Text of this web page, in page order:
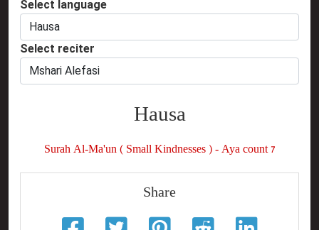
Select language
Select reciter
Hausa
Surah Al-Ma'un ( Small Kindnesses ) - Aya count 7
Share